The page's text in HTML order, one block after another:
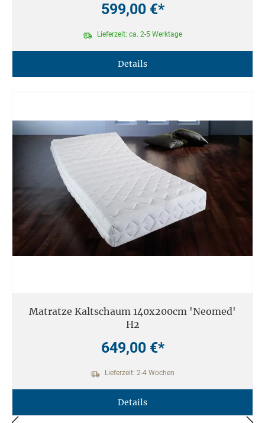
599,00 €*
Lieferzeit: ca. 2-5 Werktage
Details
Matratze Kaltschaum 140x200cm 'Neomed'
H2
649,00 €*
Lieferzeit: 2-4 Wochen
Details